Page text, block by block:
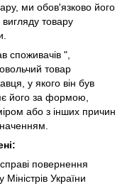
ми обов'язково його
товару
споживачів ",
товар
у якого він був
його за формою,
або з інших причин
повернення
України